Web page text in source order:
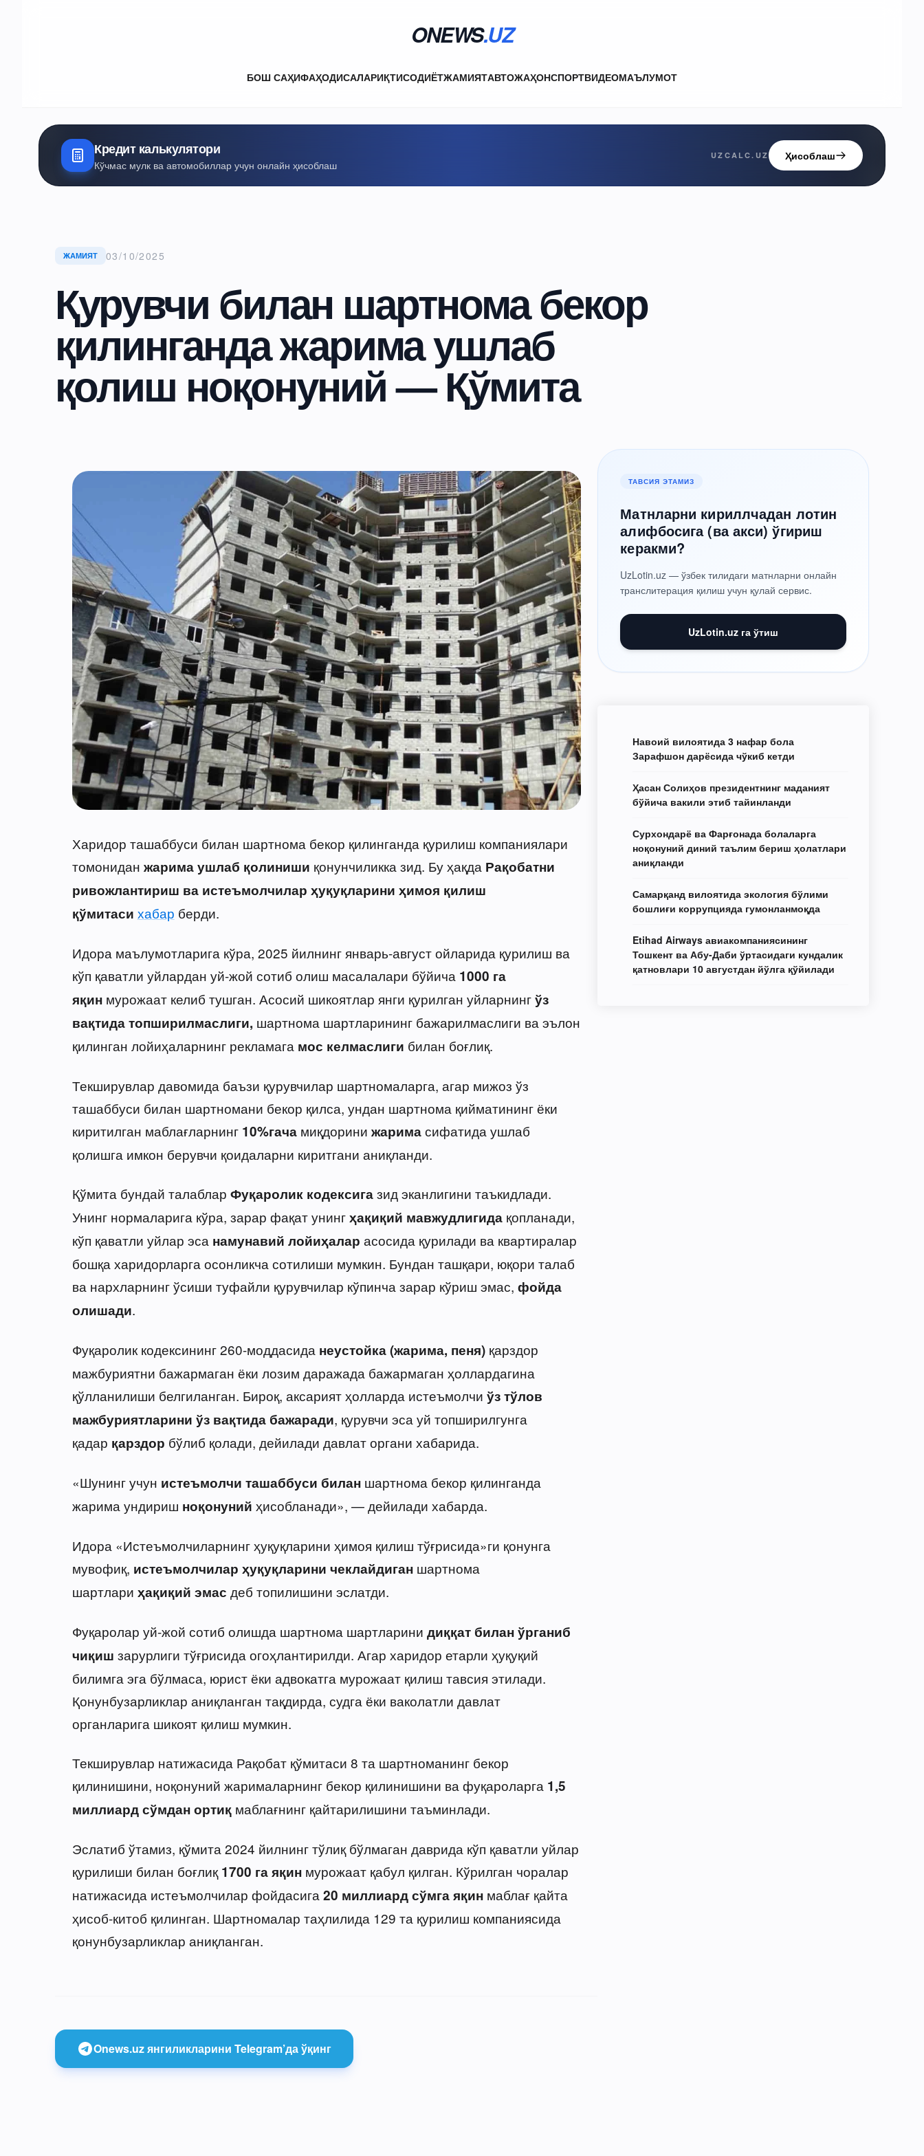
ONEWS.UZ
БОШ САҲИФАҲОДИСАЛАРИҚТИСОДИЁТЖАМИЯТАВТОЖАҲОНСПОРТВИДЕОМАЪЛУМОТ
Кредит калькулятори
Кўчмас мулк ва автомобиллар учун онлайн ҳисоблаш
UZCALC.UZ Ҳисоблаш
ЖАМИЯТ 03/10/2025
Қурувчи билан шартнома бекор
қилинганда жарима ушлаб
қолиш ноқонуний — Қўмита
Харидор ташаббуси билан шартнома бекор қилинганда қурилиш компаниялари
томонидан жарима ушлаб қолиниши қонунчиликка зид. Бу ҳақда Рақобатни
ривожлантириш ва истеъмолчилар ҳуқуқларини ҳимоя қилиш
қўмитаси хабар берди.
Идора маълумотларига кўра, 2025 йилнинг январь-август ойларида қурилиш ва
кўп қаватли уйлардан уй-жой сотиб олиш масалалари бўйича 1000 га
яқинмурожаат келиб тушган. Асосий шикоятлар янги қурилган уйларнингўз
вақтида топширилмаслиги, шартнома шартларининг бажарилмаслиги ва эълон
қилинган лойиҳаларнинг рекламага мос келмаслиги билан боғлиқ.
Текширувлар давомида баъзи қурувчилар шартномаларга, агар мижоз ўз
ташаббуси билан шартномани бекор қилса, ундан шартнома қийматининг ёки
киритилган маблағларнинг 10%гачамиқдорини жаримасифатида ушлаб
қолишга имкон берувчи қоидаларни киритгани аниқланди.
Қўмита бундай талаблар Фуқаролик кодексигазид эканлигини таъкидлади.
Унинг нормаларига кўра, зарар фақат унингҳақиқий мавжудлигидақопланади,
кўп қаватли уйлар эса намунавий лойиҳалар асосида қурилади ва квартиралар
бошқа харидорларга осонликча сотилиши мумкин. Бундан ташқари, юқори талаб
ва нархларнинг ўсиши туфайли қурувчилар кўпинча зарар кўриш эмас, фойда
олишади.
Фуқаролик кодексининг 260-моддасида неустойка (жарима, пеня)қарздор
мажбуриятни бажармаган ёки лозим даражада бажармаган ҳоллардагина
қўлланилиши белгиланган. Бироқ, аксарият ҳолларда истеъмолчи ўз тўлов
мажбуриятларини ўз вақтида бажаради, қурувчи эса уй топширилгунга
қадар қарздор бўлиб қолади, дейилади давлат органи хабарида.
«Шунинг учун истеъмолчи ташаббуси биланшартнома бекор қилинганда
жарима ундириш ноқонуний ҳисобланади», — дейилади хабарда.
Идора «Истеъмолчиларнинг ҳуқуқларини ҳимоя қилиш тўғрисида»ги қонунга
мувофиқ, истеъмолчилар ҳуқуқларини чеклайдиганшартнома
шартлари ҳақиқий эмас деб топилишини эслатди.
Фуқаролар уй-жой сотиб олишда шартнома шартларини диққат билан ўрганиб
чиқиш зарурлиги тўғрисида огоҳлантирилди. Агар харидор етарли ҳуқуқий
билимга эга бўлмаса, юрист ёки адвокатга мурожаат қилиш тавсия этилади.
Қонунбузарликлар аниқланган тақдирда, судга ёки ваколатли давлат
органларига шикоят қилиш мумкин.
Текширувлар натижасида Рақобат қўмитаси 8 та шартноманинг бекор
қилинишини, ноқонуний жарималарнинг бекор қилинишини ва фуқароларга 1,5
миллиард сўмдан ортиқмаблағнинг қайтарилишини таъминлади.
Эслатиб ўтамиз, қўмита 2024 йилнинг тўлиқ бўлмаган даврида кўп қаватли уйлар
қурилиши билан боғлиқ 1700 га яқинмурожаат қабул қилган. Кўрилган чоралар
натижасида истеъмолчилар фойдасига 20 миллиард сўмга яқинмаблағ қайта
ҳисоб-китоб қилинган. Шартномалар таҳлилида 129 та қурилиш компаниясида
қонунбузарликлар аниқланган.
Onews.uz янгиликларини Telegram’да ўқинг
ТАВСИЯ ЭТАМИЗ
Матнларни кириллчадан лотин
алифбосига (ва акси) ўгириш
керакми?
UzLotin.uz — ўзбек тилидаги матнларни онлайн
транслитерация қилиш учун қулай сервис.
UzLotin.uz га ўтиш
Навоий вилоятида 3 нафар бола
Зарафшон дарёсида чўкиб кетди
Ҳасан Солиҳов президентнинг маданият
бўйича вакили этиб тайинланди
Сурхондарё ва Фарғонада болаларга
ноқонуний диний таълим бериш ҳолатлари
аниқланди
Самарқанд вилоятида экология бўлими
бошлиғи коррупцияда гумонланмоқда
Etihad Airways авиакомпаниясининг
Тошкент ва Абу-Даби ўртасидаги кундалик
қатновлари 10 августдан йўлга қўйилади